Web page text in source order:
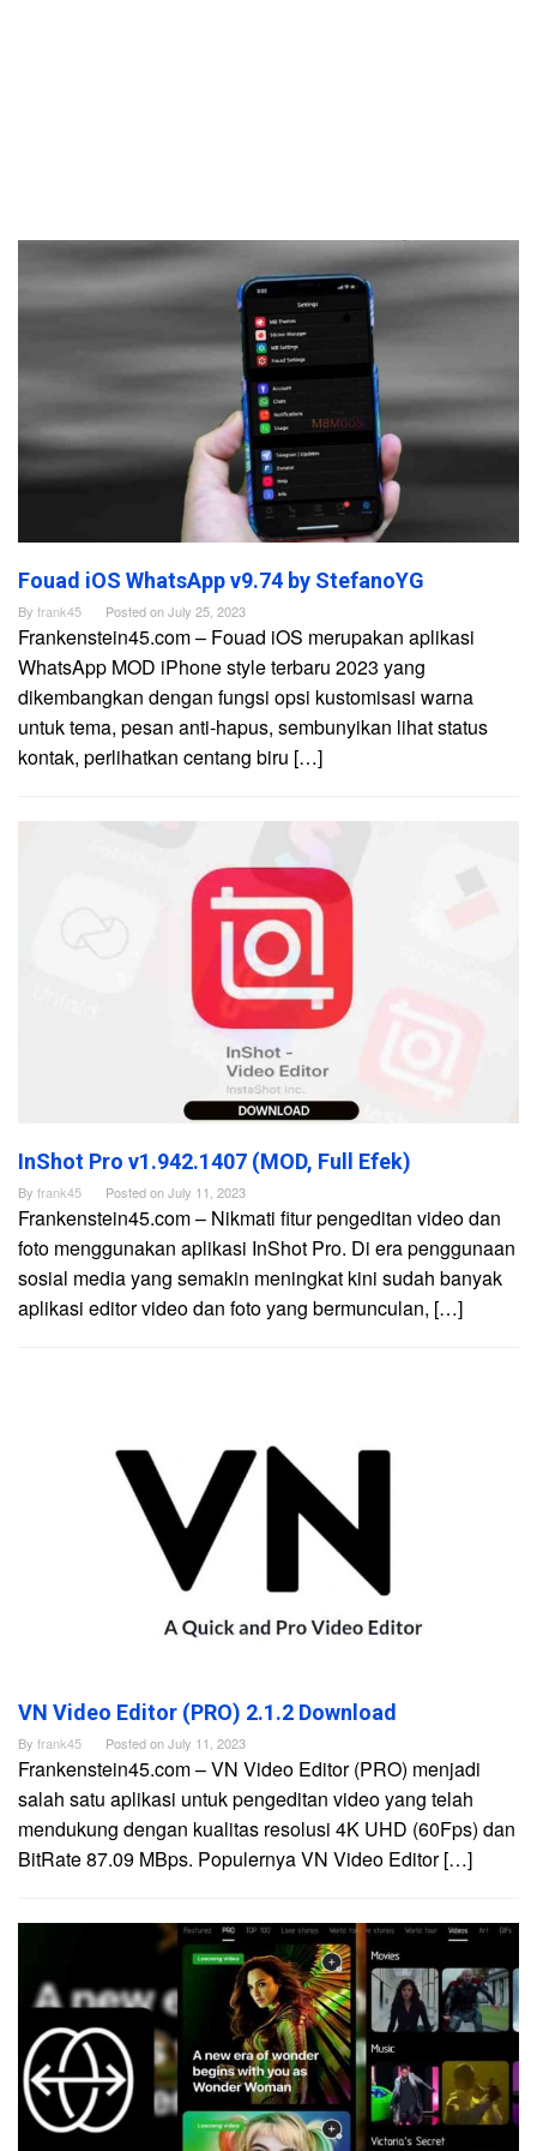
Frankenstein45.Com
Fouad iOS WhatsApp v9.74 by StefanoYG
By frank45 Posted onJuly 25, 2023
Frankenstein45.com – Fouad iOS merupakan aplikasi
WhatsApp MOD iPhone style terbaru 2023 yang
dikembangkan dengan fungsi opsi kustomisasi warna
untuk tema, pesan anti-hapus, sembunyikan lihat status
kontak, perlihatkan centang biru […]
InShot Pro v1.942.1407 (MOD, Full Efek)
By frank45 Posted onJuly 11, 2023
Frankenstein45.com – Nikmati fitur pengeditan video dan
foto menggunakan aplikasi InShot Pro. Di era penggunaan
sosial media yang semakin meningkat kini sudah banyak
aplikasi editor video dan foto yang bermunculan, […]
VN Video Editor (PRO) 2.1.2 Download
By frank45 Posted onJuly 11, 2023
Frankenstein45.com – VN Video Editor (PRO) menjadi
salah satu aplikasi untuk pengeditan video yang telah
mendukung dengan kualitas resolusi 4K UHD (60Fps) dan
BitRate 87.09 MBps. Populernya VN Video Editor […]